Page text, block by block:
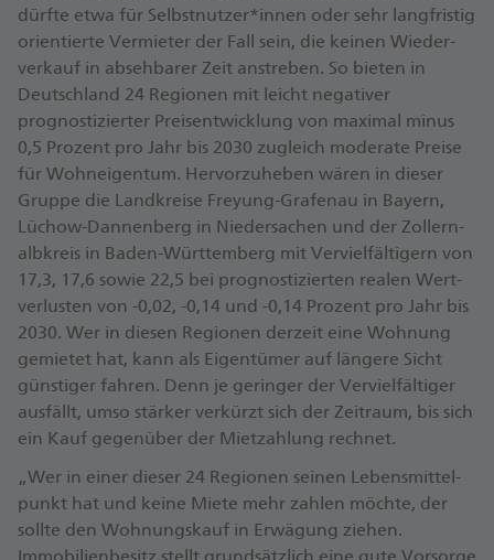
dürfte etwa für Selbstnutzer*innen oder sehr langfristig
orientierte Vermieter der Fall sein, die keinen Wieder­
verkauf in absehbarer Zeit anstreben. So bieten in
Deutschland 24 Regionen mit leicht negativer
prognostizierter Preis­entwicklung von maximal minus
0,5 Prozent pro Jahr bis 2030 zugleich moderate Preise
für Wohn­eigentum. Hervorzu­heben wären in dieser
Gruppe die Landkreise Freyung-Grafenau in Bayern,
Lüchow-Dannenberg in Niedersachen und der Zollern­
albkreis in Baden-Württemberg mit Verviel­fältigern von
17,3, 17,6 sowie 22,5 bei prognostizierten realen Wert­
verlusten von -0,02, -0,14 und -0,14 Prozent pro Jahr bis
2030. Wer in diesen Regionen derzeit eine Wohnung
gemietet hat, kann als Eigentümer auf längere Sicht
günstiger fahren. Denn je geringer der Verviel­fältiger
ausfällt, umso stärker verkürzt sich der Zeitraum, bis sich
ein Kauf gegenüber der Miet­zahlung rechnet.
„Wer in einer dieser 24 Regionen seinen Lebens­mittel­
punkt hat und keine Miete mehr zahlen möchte, der
sollte den Wohnungs­kauf in Erwägung ziehen.